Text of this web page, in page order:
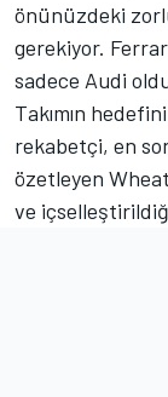
önünüzdeki
gerekiyor.
sadece Audi
Takımın
rekabetçi, en
özetleyen
ve